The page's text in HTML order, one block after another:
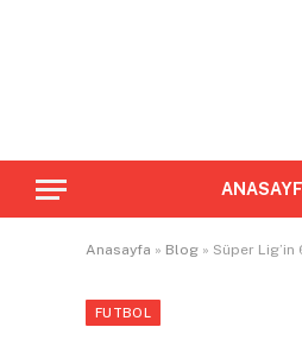
Anasayfa » Blog » Süper Lig’in
FUTBOL